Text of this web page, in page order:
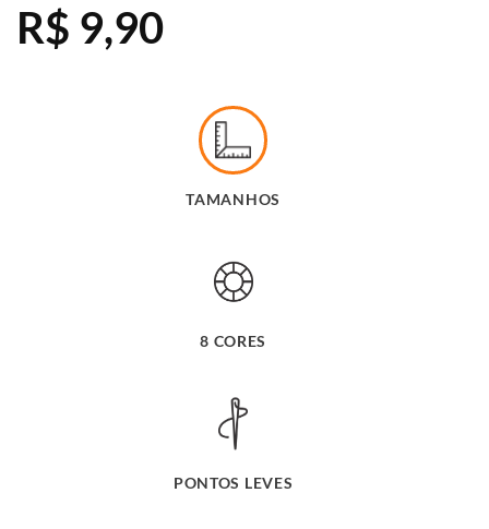
R$ 9,90
TAMANHOS
8 CORES
PONTOS LEVES